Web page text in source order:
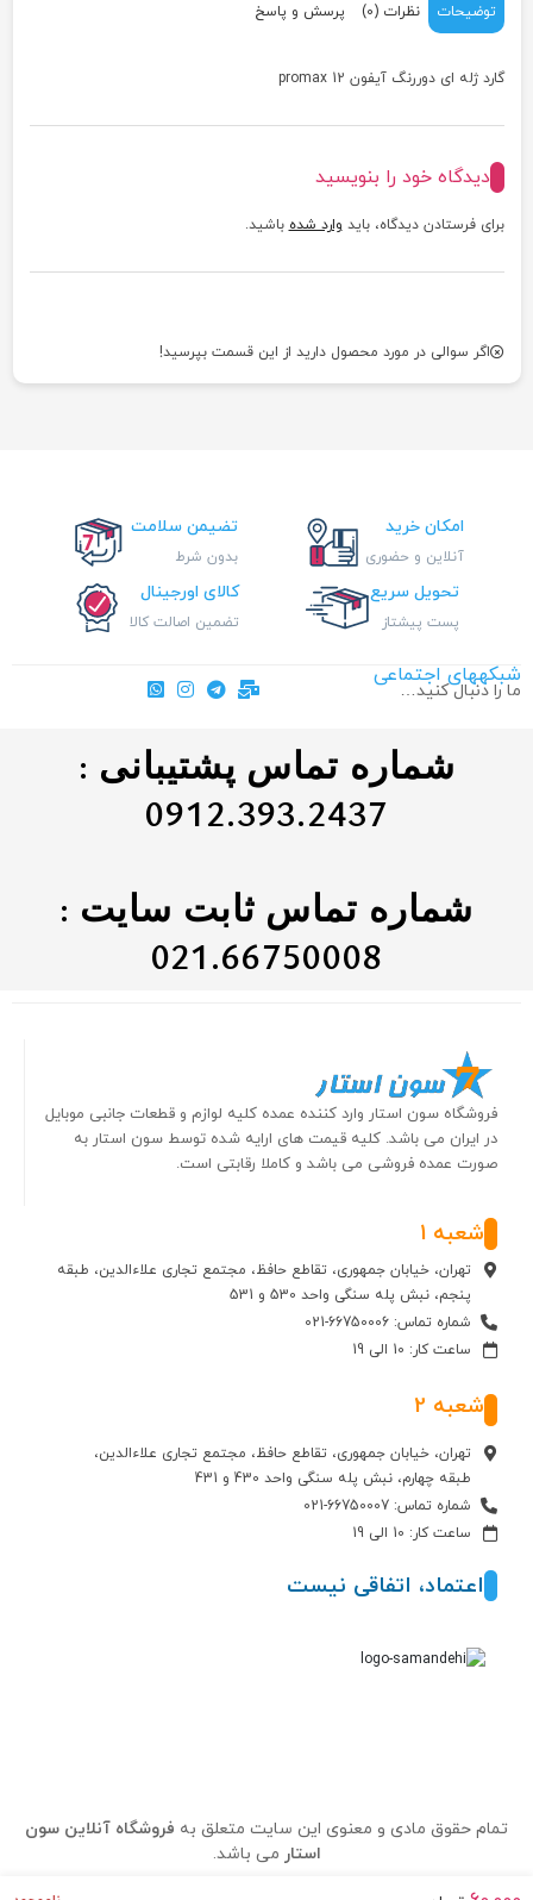
توضیحات نظرات (0) پرسش و پاسخ
گارد ژله ای دوررنگ آیفون 12 promax
دیدگاه خود را بنویسید
برای فرستادن دیدگاه، باید وارد شده باشید.
اگر سوالی در مورد محصول دارید از این قسمت بپرسید!
امکان خرید
آنلاین و حضوری
تضیمن سلامت
بدون شرط
تحویل سریع
پست پیشتاز
کالای اورجینال
تضمین اصالت کالا
شبکههای اجتماعی
ما را دنبال کنید…
شماره تماس پشتیبانی :
0912.393.2437
شماره تماس ثابت سایت :
021.66750008
فروشگاه سون استار وارد کننده عمده کلیه لوازم و قطعات جانبی موبایل
در ایران می باشد. کلیه قیمت های ارایه شده توسط سون استار به
صورت عمده فروشی می باشد و کاملا رقابتی است.
شعبه 1
تهران، خیابان جمهوری، تقاطع حافظ، مجتمع تجاری علاءالدین، طبقه
پنجم، نبش پله سنگی واحد 530 و 531
شماره تماس: 66750006-021
ساعت کار: 10 الی 19
شعبه 2
تهران، خیابان جمهوری، تقاطع حافظ، مجتمع تجاری علاءالدین،
طبقه چهارم، نبش پله سنگی واحد 430 و 431
شماره تماس: 66750007-021
ساعت کار: 10 الی 19
اعتماد، اتفاقی نیست
تمام حقوق مادی و معنوی این سایت متعلق به فروشگاه آنلاین سون
استار می باشد.